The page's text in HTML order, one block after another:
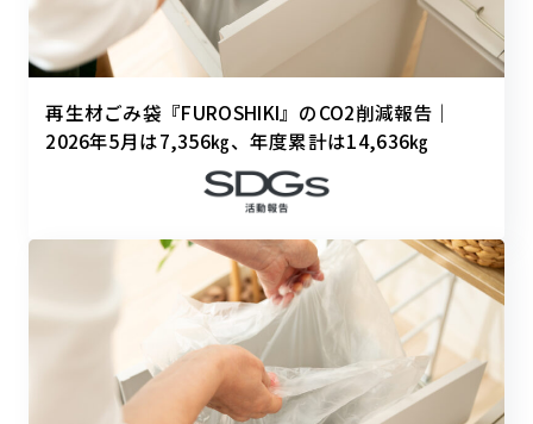
再生材ごみ袋『FUROSHIKI』のCO2削減報告｜
2026年5月は7,356㎏、年度累計は14,636㎏